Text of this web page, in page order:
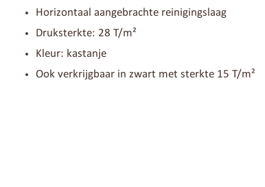
Horizontaal aangebrachte reinigingslaag
Druksterkte: 28 T/m²
Kleur: kastanje
Ook verkrijgbaar in zwart met sterkte 15 T/m²